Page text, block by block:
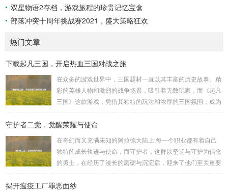
双星物语2存档，游戏旅程的珍贵记忆宝盒
部落冲突十周年挑战赛2021，盛大策略狂欢
热门文章
下载起凡三国，开启热血三国对战之旅
在众多的游戏世界中，三国题材一直以其丰富的历史故事、精
彩的英雄人物和激烈的战争场景，吸引着无数玩家，而《起凡
三国》这款游戏，凭借其独特的玩法和浓厚的三国氛围，成为
何进行起凡三国下载,开启一段热血的三国对战之旅。 《起凡
以化身为三国时期的知名将领，如勇猛无双的吕布、足智多谋
的诸葛亮、忠义双全的关羽等，率领自己的军队在战场上冲锋
陷阵、排兵布阵，游戏中的每一场战斗都充满了变...
守护者二觉，觉醒荣耀与使命
在奇幻而又充满未知的阿拉德大陆上,每一个职业都有着自己
独特的成长轨迹与使命，而守护者，这群以坚韧与守护为信念
的勇士，在经历了漫长的磨砺与沉淀后，迎来了他们至关重要
大陆的那一刻起，便肩负着守护的重任，他们身躯魁梧，手持
揭开瘟疫工厂罪恶面纱